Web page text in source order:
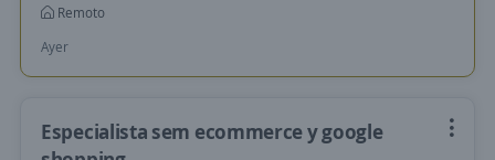
Remoto
Ayer
Especialista sem ecommerce y google